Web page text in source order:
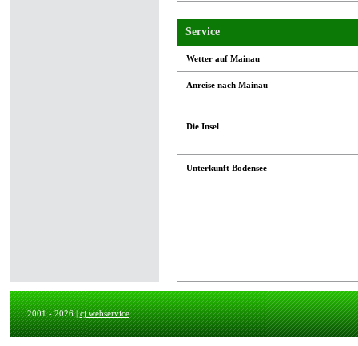
Service
Wetter auf Mainau
Anreise nach Mainau
Die Insel
Unterkunft Bodensee
2001 - 2026 |cj.webservice